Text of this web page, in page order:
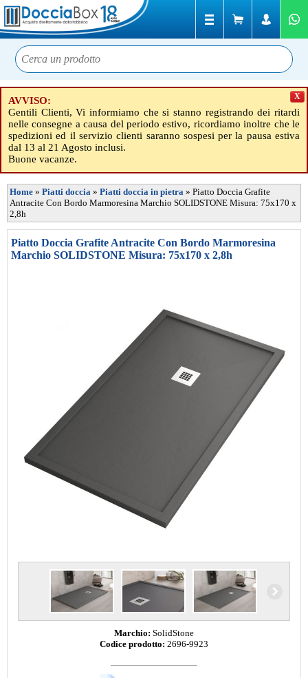
AVVISO:
Gentili Clienti, Vi informiamo che si stanno registrando dei ritardi
nelle consegne a causa del periodo estivo, ricordiamo inoltre che le
spedizioni ed il servizio clienti saranno sospesi per la pausa estiva
dal 13 al 21 Agosto inclusi.
Buone vacanze.
X
Home » Piatti doccia » Piatti doccia in pietra » Piatto Doccia Grafite
Antracite Con Bordo Marmoresina Marchio SOLIDSTONE Misura: 75x170 x
2,8h
Piatto Doccia Grafite Antracite Con Bordo Marmoresina
Marchio SOLIDSTONE Misura: 75x170 x 2,8h
Marchio: SolidStone
Codice prodotto: 2696-9923